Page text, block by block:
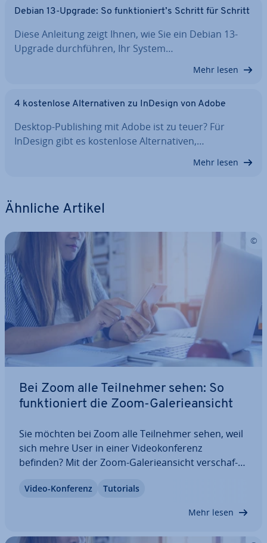
Debian 13-Upgrade: So funk­tio­niert’s Schritt für Schritt
Diese Anleitung zeigt Ihnen, wie Sie ein Debian 13-
Upgrade durch­füh­ren, Ihr System…
Mehr lesen
4 kos­ten­lo­se Al­ter­na­ti­ven zu InDesign von Adobe
Desktop-Pu­bli­shing mit Adobe ist zu teuer? Für
InDesign gibt es kos­ten­lo­se Al­ter­na­ti­ven,…
Mehr lesen
Ähnliche Artikel
Bei Zoom alle Teil­neh­mer sehen: So
funk­tio­niert die Zoom-Ga­le­rie­an­sicht
Sie möchten bei Zoom alle Teil­neh­mer sehen, weil
sich mehre User in einer Vi­deo­kon­fe­renz
befinden? Mit der Zoom-Ga­le­rie­an­sicht ver­schaf­
auch in großen Zoom-Meetings alle Teil­neh­mer
Video-Konferenz Tutorials
Mehr lesen